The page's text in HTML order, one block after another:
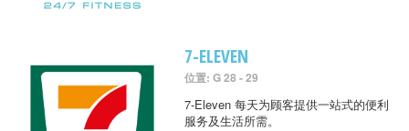
7-ELEVEN
位置: G 28 - 29
7-Eleven 每天为顾客提供一站式的便利
服务及生活所需。